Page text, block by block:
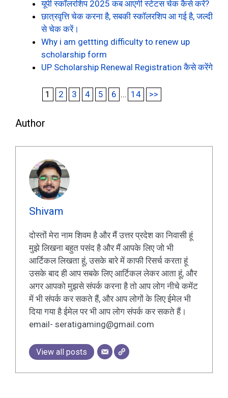
यूपी स्कॉलरशिप 2025 कब आएगी स्टेटस चेक कैसे करें?
छात्रवृत्ति चेक करना है, सबकी स्कॉलरशिप आ गई है, जल्दी
से चेक करें।
Why i am gettting difficulty to renew up
scholarship form
UP Scholarship Renewal Registration कैसे करेंगे
1 2 3 4 5 6 ... 14 >>
Author
Shivam
दोस्तों मेरा नाम शिवम है और मैं उत्तर प्रदेश का निवासी हूं
मुझे लिखना बहुत पसंद है और मैं आपके लिए जो भी
आर्टिकल लिखता हूं, उसके बारे में काफी रिसर्च करता हूं
उसके बाद ही आप सबके लिए आर्टिकल लेकर आता हूं, और
अगर आपको मुझसे संपर्क करना है तो आप लोग नीचे कमेंट
में भी संपर्क कर सकते हैं, और आप लोगों के लिए ईमेल भी
दिया गया है ईमेल पर भी आप लोग संपर्क कर सकते हैं।
email- seratigaming@gmail.com
View all posts